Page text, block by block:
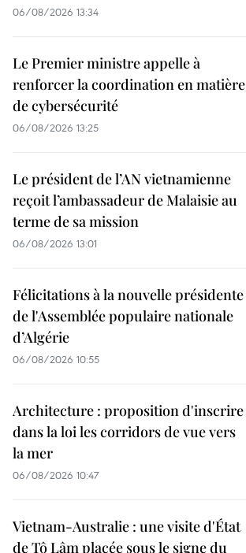
06/08/2026 13:34
Le Premier ministre appelle à
renforcer la coordination en matière
de cybersécurité
06/08/2026 13:25
Le président de l’AN vietnamienne
reçoit l’ambassadeur de Malaisie au
terme de sa mission
06/08/2026 13:01
Félicitations à la nouvelle présidente
de l'Assemblée populaire nationale
d’Algérie
06/08/2026 10:55
Architecture : proposition d'inscrire
dans la loi les corridors de vue vers
la mer
06/08/2026 10:47
Vietnam-Australie : une visite d'État
de Tô Lâm placée sous le signe du